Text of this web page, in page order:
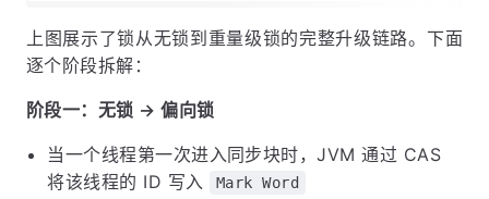
上图展示了锁从无锁到重量级锁的完整升级链路。下面
逐个阶段拆解：
阶段一：无锁 → 偏向锁
当一个线程第一次进入同步块时，JVM 通过 CAS
将该线程的 ID 写入
Mark Word